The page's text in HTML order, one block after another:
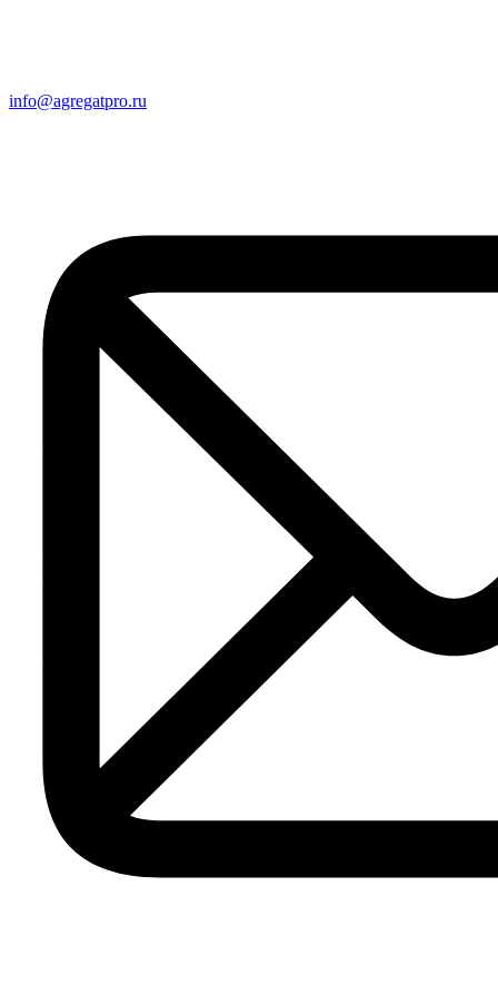
info@agregatpro.ru